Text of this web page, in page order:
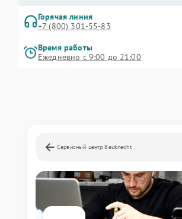
Горячая линия
+7 (800) 301-55-83
Время работы
Ежедневно с 9:00 до 21:00
Сервисный центр Bauknecht